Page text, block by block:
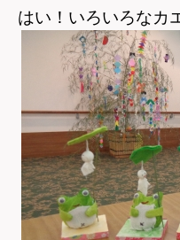
はい！いろいろなカ